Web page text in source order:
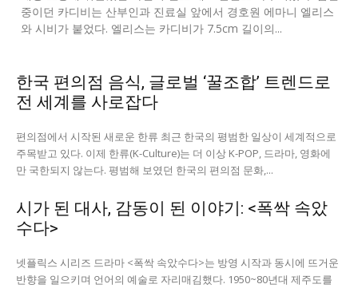
중이던 카디비는 산부인과 진료실 앞에서 경호원 에마니 엘리스
와 시비가 붙었다. 엘리스는 카디비가 7.5cm 길이의...
한국 편의점 음식, 글로벌 ‘꿀조합’ 트렌드로
전 세계를 사로잡다
편의점에서 시작된 새로운 한류 최근 한국의 평범한 일상이 세계적으로
주목받고 있다. 이제 한류(K-Culture)는 더 이상 K-POP, 드라마, 영화에
만 국한되지 않는다. 평범해 보였던 한국의 편의점 문화,...
시가 된 대사, 감동이 된 이야기: <폭싹 속았
수다>
넷플릭스 시리즈 드라마 <폭싹 속았수다>는 방영 시작과 동시에 뜨거운
반향을 일으키며 언어의 예술로 자리매김했다. 1950~80년대 제주도를